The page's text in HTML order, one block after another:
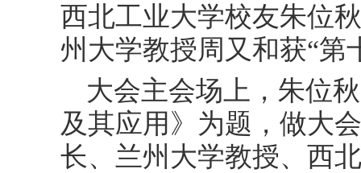
西北工业大学校友朱位
州大学教授周又和获“第
大会主会场上，朱位
及其应用》为题，做大
长、兰州大学教授、西